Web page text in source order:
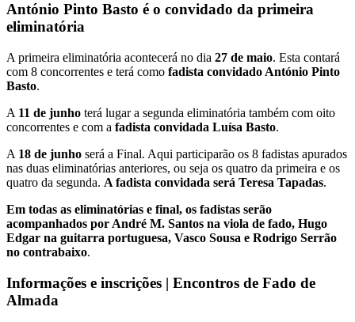
António Pinto Basto é o convidado da primeira
eliminatória
A primeira eliminatória acontecerá no dia 27 de maio. Esta contará
com 8 concorrentes e terá como fadista convidado António Pinto
Basto.
A 11 de junho terá lugar a segunda eliminatória também com oito
concorrentes e com a fadista convidada Luísa Basto.
A 18 de junho será a Final. Aqui participarão os 8 fadistas apurados
nas duas eliminatórias anteriores, ou seja os quatro da primeira e os
quatro da segunda. A fadista convidada será Teresa Tapadas.
Em todas as eliminatórias e final, os fadistas serão
acompanhados por André M. Santos na viola de fado, Hugo
Edgar na guitarra portuguesa, Vasco Sousa e Rodrigo Serrão
no contrabaixo.
Informações e inscrições | Encontros de Fado de
Almada